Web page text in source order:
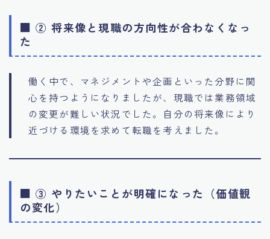
■ ② 将来像と現職の方向性が合わなくなっ
た
働く中で、マネジメントや企画といった分野に関
心を持つようになりましたが、現職では業務領域
の変更が難しい状況でした。自分の将来像により
近づける環境を求めて転職を考えました。
■ ③ やりたいことが明確になった（価値観
の変化）